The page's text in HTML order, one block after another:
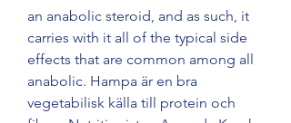
an anabolic steroid, and as such, it
carries with it all of the typical side
effects that are common among all
anabolic. Hampa är en bra
vegetabilisk källa till protein och